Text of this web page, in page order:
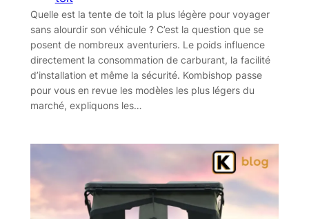
Quelle est la tente de toit la plus légère pour voyager
sans alourdir son véhicule ? C’est la question que se
posent de nombreux aventuriers. Le poids influence
directement la consommation de carburant, la facilité
d’installation et même la sécurité. Kombishop passe
pour vous en revue les modèles les plus légers du
marché, expliquons les…